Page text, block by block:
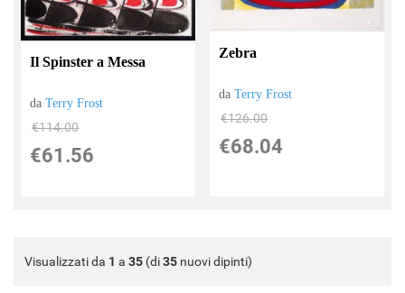
Il Spinster a Messa
daTerry Frost
€114.00
€61.56
Zebra
daTerry Frost
€126.00
€68.04
Visualizzati da 1 a 35 (di35 nuovi dipinti)